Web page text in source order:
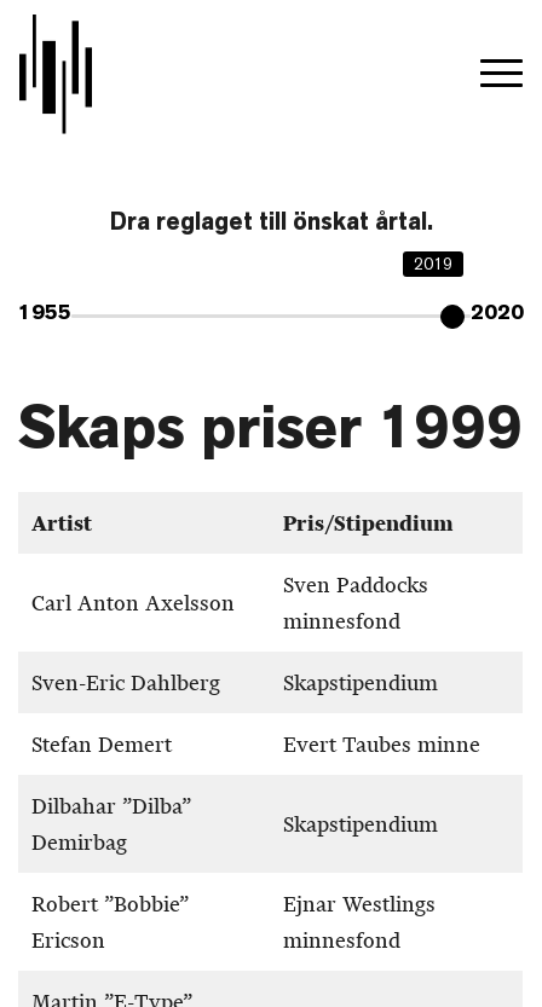
Dra reglaget till önskat årtal.
1955
2019
2020
Skaps priser 1999
Artist Pris/Stipendium
Carl Anton Axelsson
Sven Paddocks
minnesfond
Sven-Eric Dahlberg Skapstipendium
Stefan Demert Evert Taubes minne
Dilbahar ”Dilba”
Demirbag
Skapstipendium
Robert ”Bobbie”
Ericson
Ejnar Westlings
minnesfond